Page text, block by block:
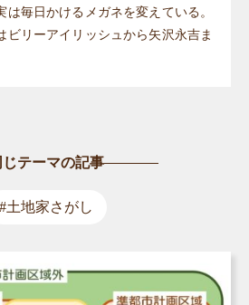
は毎日かけるメガネを変えている。
ビリーアイリッシュから矢沢永吉ま
じテーマの記事
#土地家さがし